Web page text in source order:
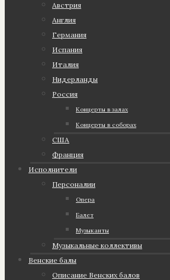
Австрия
Англия
Германия
Испания
Италия
Нидерланды
Россия
Концерты в залах
Концерты в соборах
США
Франция
Исполнители
Персоналии
Опера
Балет
Музыканты
Музыкальные коллективы
Венские балы
Описание Венских балов